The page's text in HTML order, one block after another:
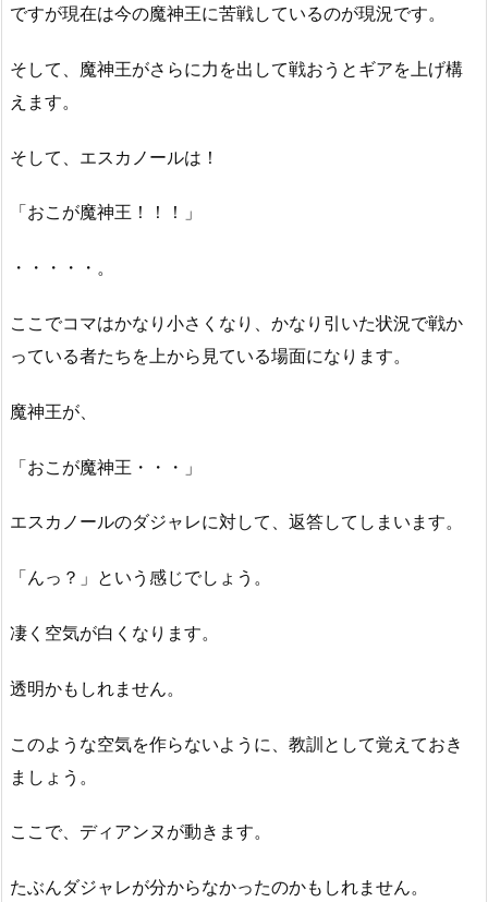
ですが現在は今の魔神王に苦戦しているのが現況です。
そして、魔神王がさらに力を出して戦おうとギアを上げ構
えます。
そして、エスカノールは！
「おこが魔神王！！！」
・・・・・。
ここでコマはかなり小さくなり、かなり引いた状況で戦か
っている者たちを上から見ている場面になります。
魔神王が、
「おこが魔神王・・・」
エスカノールのダジャレに対して、返答してしまいます。
「んっ？」という感じでしょう。
凄く空気が白くなります。
透明かもしれません。
このような空気を作らないように、教訓として覚えておき
ましょう。
ここで、ディアンヌが動きます。
たぶんダジャレが分からなかったのかもしれません。